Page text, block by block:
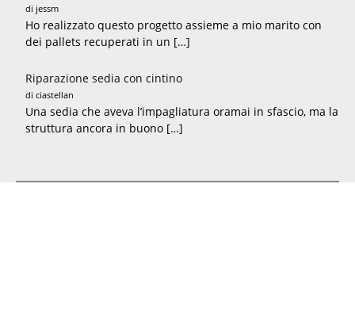
di jessm
Ho realizzato questo progetto assieme a mio marito con
dei pallets recuperati in un […]
Riparazione sedia con cintino
di ciastellan
Una sedia che aveva l’impagliatura oramai in sfascio, ma la
struttura ancora in buono […]